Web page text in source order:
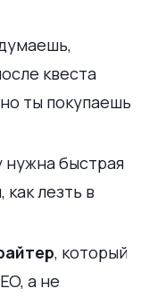
квеста
ты покупаешь
нужна быстрая
лезть в
, который
а не